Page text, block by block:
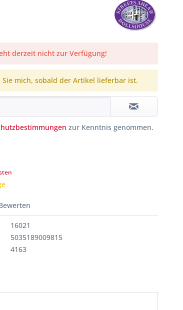
derzeit nicht zur Verfügung!
Sie mich, sobald der Artikel lieferbar ist.
zur Kenntnis genommen.
16021
5035189009815
4163